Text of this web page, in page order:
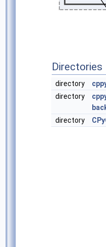
Directories
directory
directory
directory